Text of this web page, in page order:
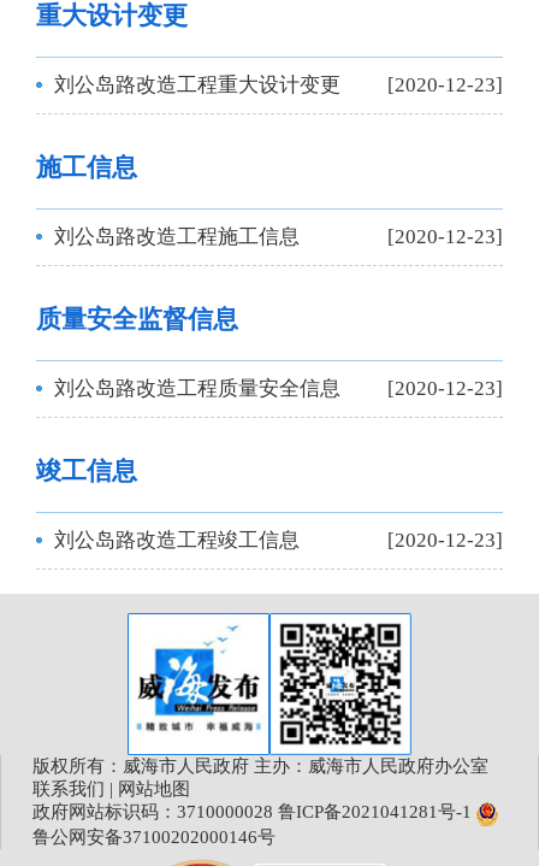
重大设计变更
刘公岛路改造工程重大设计变更 [2020-12-23]
施工信息
刘公岛路改造工程施工信息 [2020-12-23]
质量安全监督信息
刘公岛路改造工程质量安全信息 [2020-12-23]
竣工信息
刘公岛路改造工程竣工信息 [2020-12-23]
版权所有：威海市人民政府 主办：威海市人民政府办公室
联系我们 | 网站地图
政府网站标识码：3710000028 鲁ICP备2021041281号-1
鲁公网安备37100202000146号